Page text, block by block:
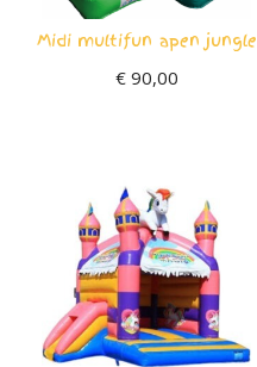
Midi multifun apen jungle
€90,00